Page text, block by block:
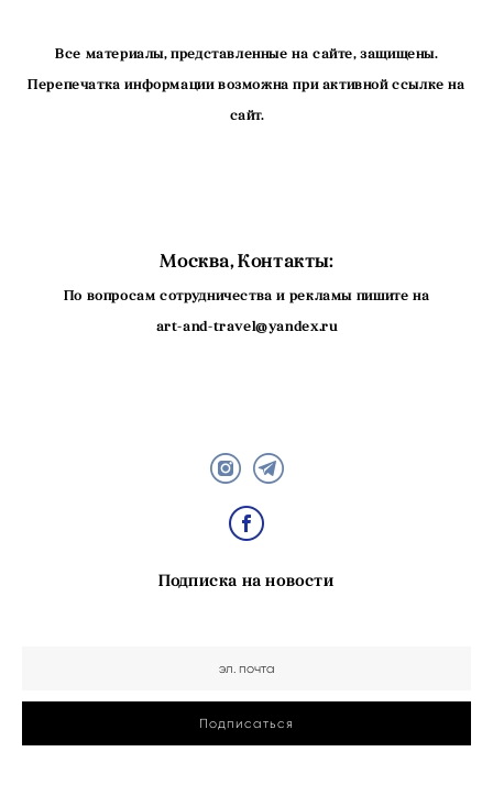
Все материалы, представленные на сайте, защищены.
Перепечатка информации возможна при активной ссылке на
сайт.
Москва, Контакты:
По вопросам сотрудничества и рекламы пишите на
art-and-travel@yandex.ru
Подписка на новости
Подписаться